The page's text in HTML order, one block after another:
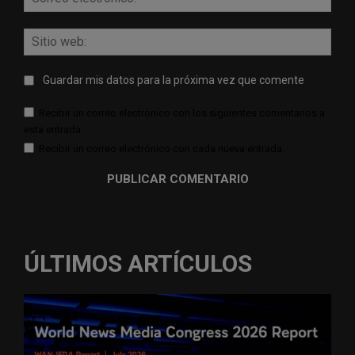
Guardar mis datos para la próxima vez que comente
ÚLTIMOS ARTÍCULOS